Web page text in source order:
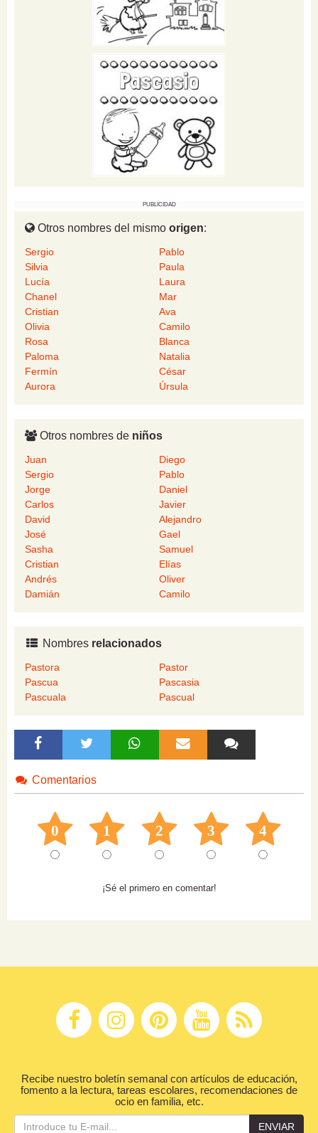
PUBLICIDAD
Otros nombres del mismo origen:
Sergio
Pablo
Silvia
Paula
Lucía
Laura
Chanel
Mar
Cristian
Ava
Olivia
Camilo
Rosa
Blanca
Paloma
Natalia
Fermín
César
Aurora
Úrsula
Otros nombres de niños
Juan
Diego
Sergio
Pablo
Jorge
Daniel
Carlos
Javier
David
Alejandro
José
Gael
Sasha
Samuel
Cristian
Elías
Andrés
Oliver
Damián
Camilo
Nombres relacionados
Pastora
Pastor
Pascua
Pascasia
Pascuala
Pascual
Comentarios
0 1 2 3 4
¡Sé el primero en comentar!
Recibe nuestro boletín semanal con artículos de educación,
fomento a la lectura, tareas escolares, recomendaciones de
ocio en familia, etc.
ENVIAR